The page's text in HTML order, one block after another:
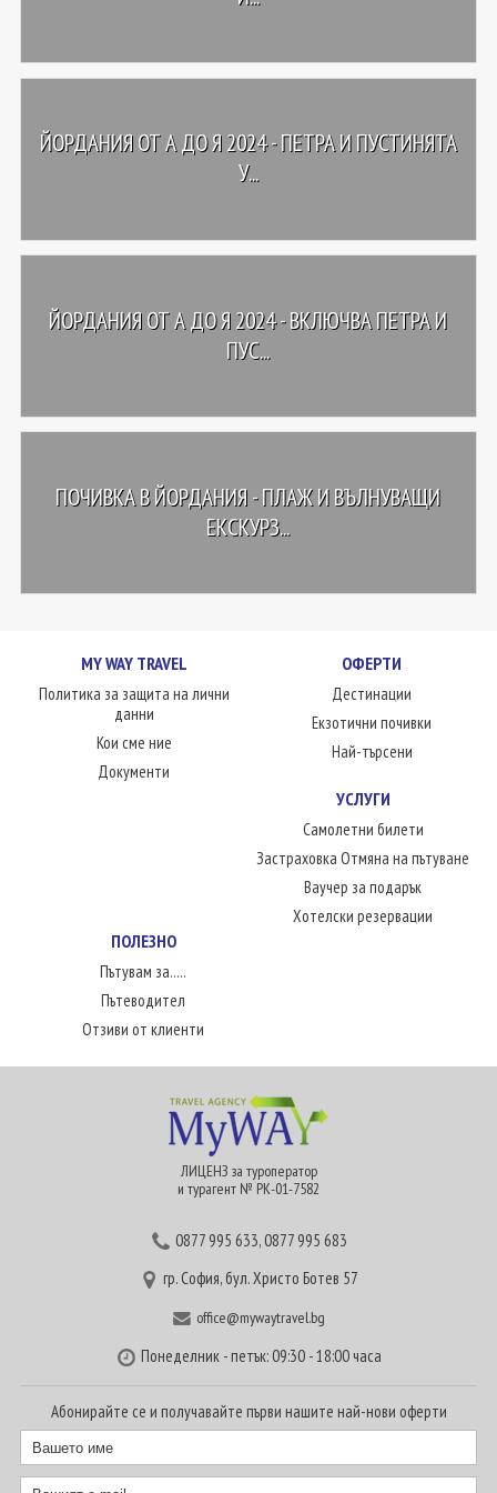
ЙОРДАНИЯ ОТ А ДО Я 2024 - ПЕТРА И ПУСТИНЯТА
У...
ЙОРДАНИЯ ОТ А ДО Я 2024 - ВКЛЮЧВА ПЕТРА И
ПУС...
ПОЧИВКА В ЙОРДАНИЯ - ПЛАЖ И ВЪЛНУВАЩИ
ЕКСКУРЗ...
MY WAY TRAVEL
Политика за защита на лични
данни
Кои сме ние
Документи
ОФЕРТИ
Дестинации
Екзотични почивки
Най-търсени
УСЛУГИ
Самолетни билети
Застраховка Отмяна на пътуване
Ваучер за подарък
Хотелски резервации
ПОЛЕЗНО
Пътувам за.....
Пътеводител
Отзиви от клиенти
ЛИЦЕНЗ за туроператор
и турагент № РК-01-7582
0877 995 633,0877 995 683
гр. София, бул. Христо Ботев 57
office@mywaytravel.bg
Понеделник - петък: 09:30 - 18:00 часа
Абонирайте се и получавайте първи нашите най-нови оферти